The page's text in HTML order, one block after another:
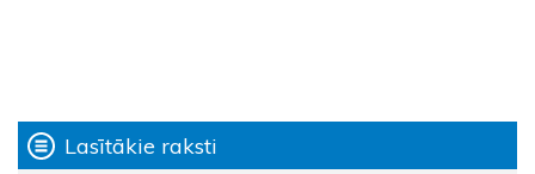
Lasītākie raksti